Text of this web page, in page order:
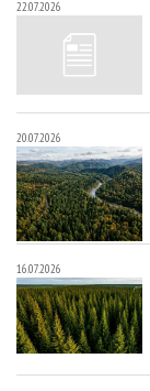
22.07.2026
20.07.2026
16.07.2026